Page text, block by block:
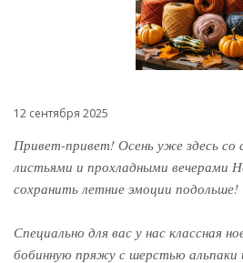
12 сентября 2025
Привет-привет! Осень уже здесь со
листьями и прохладными вечерами
сохранить летние эмоции подольше!
Специально для вас у нас классная
бобинную пряжу с шерстью